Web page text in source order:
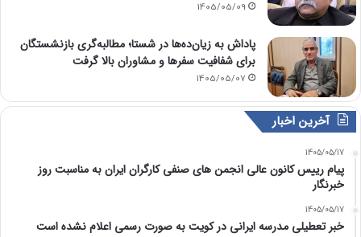
1405/05/09
پاداش به زیان‌ده‌ها در شستا؛ مطالبه‌گری بازنشستگان
برای شفافیت سفرها و مشاوران بالا گرفت
1405/05/07
آخرین اخبار
1405/05/17
پیام رییس کانون عالی انجمن های صنفی کارگران ایران به مناسبت روز
خبرنگار
1405/05/17
خبر تعطیلی مدرسه ایرانی در کویت به صورت رسمی اعلام نشده است